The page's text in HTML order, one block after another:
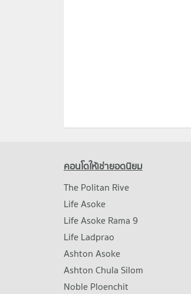
คอนโดให้เช่ายอดนิยม
The Politan Rive
Life Asoke
Life Asoke Rama 9
Life Ladprao
Ashton Asoke
Ashton Chula Silom
Noble Ploenchit